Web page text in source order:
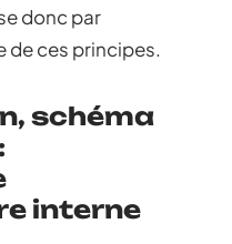
donc par
de ces principes.
schéma
interne